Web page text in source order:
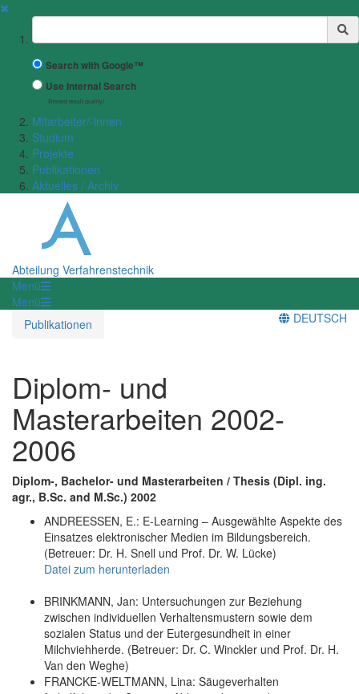
✖
Suchbegriff
Search with Google™
Use Internal Search
(limited result quality)
Mitarbeiter/-innen
Studium
Projekte
Publikationen
Aktuelles / Archiv
Abteilung Verfahrenstechnik
Menü
Menü
Publikationen
DEUTSCH
Diplom- und
Masterarbeiten 2002-
2006
Diplom-, Bachelor- und Masterarbeiten / Thesis (Dipl. ing.
agr., B.Sc. and M.Sc.) 2002
ANDREESSEN, E.: E-Learning – Ausgewählte Aspekte des
Einsatzes elektronischer Medien im Bildungsbereich.
(Betreuer: Dr. H. Snell und Prof. Dr. W. Lücke)
Datei zum herunterladen
BRINKMANN, Jan: Untersuchungen zur Beziehung
zwischen individuellen Verhaltensmustern sowie dem
sozialen Status und der Eutergesundheit in einer
Milchviehherde. (Betreuer: Dr. C. Winckler und Prof. Dr. H.
Van den Weghe)
FRANCKE-WELTMANN, Lina: Säugeverhalten